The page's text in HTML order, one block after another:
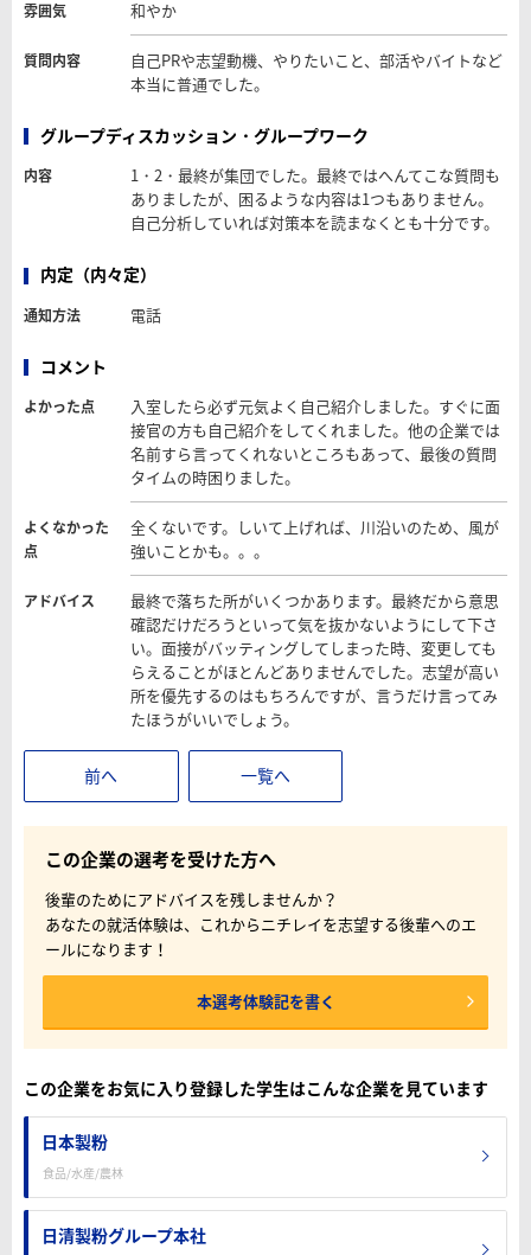
雰囲気 和やか
質問内容
自己PRや志望動機、やりたいこと、部活やバイトなど
本当に普通でした。
グループディスカッション・グループワーク
内容
1・2・最終が集団でした。最終ではへんてこな質問も
ありましたが、困るような内容は1つもありません。
自己分析していれば対策本を読まなくとも十分です。
内定（内々定）
通知方法 電話
コメント
よかった点
入室したら必ず元気よく自己紹介しました。すぐに面
接官の方も自己紹介をしてくれました。他の企業では
名前すら言ってくれないところもあって、最後の質問
タイムの時困りました。
よくなかった
点
全くないです。しいて上げれば、川沿いのため、風が
強いことかも。。。
アドバイス
最終で落ちた所がいくつかあります。最終だから意思
確認だけだろうといって気を抜かないようにして下さ
い。面接がバッティングしてしまった時、変更しても
らえることがほとんどありませんでした。志望が高い
所を優先するのはもちろんですが、言うだけ言ってみ
たほうがいいでしょう。
前へ 一覧へ
この企業の選考を受けた方へ
後輩のためにアドバイスを残しませんか？
あなたの就活体験は、これからニチレイを志望する後輩へのエ
ールになります！
本選考体験記を書く
この企業をお気に入り登録した学生はこんな企業を見ています
日本製粉
食品/水産/農林
日清製粉グループ本社